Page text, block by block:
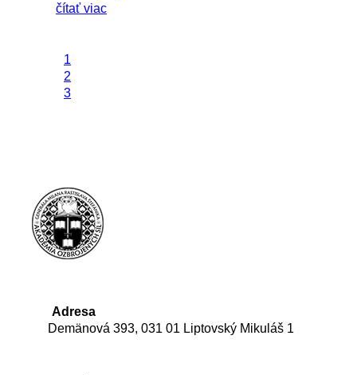
čítať viac
1
2
3
Adresa
Demänová 393, 031 01 Liptovský Mikuláš 1